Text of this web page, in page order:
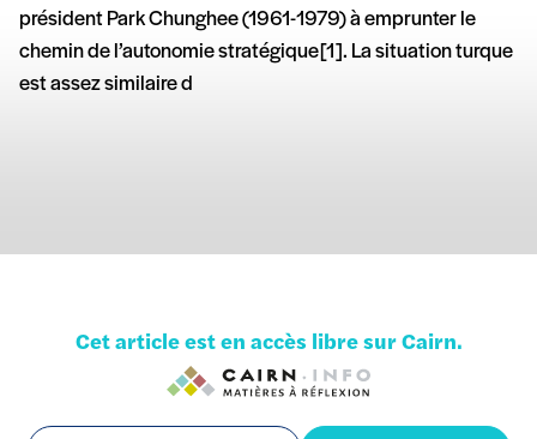
président Park Chunghee (1961-1979) à emprunter le
chemin de l’autonomie stratégique [1]. La situation turque
est assez similaire d
Cet article est en accès libre sur Cairn.